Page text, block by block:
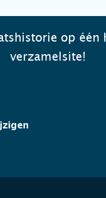
op één
verzamelsite!